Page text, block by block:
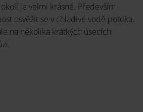
je velmi krásné. Především
osvěžit se v chladivé vodě potoka.
na několika krátkých úsecích